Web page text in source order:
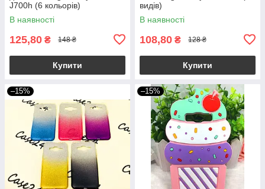
J700h (6 кольорів)
В наявності
125,80 ₴ 148 ₴
Купити
видів)
В наявності
108,80 ₴ 128 ₴
Купити
–15% –15%